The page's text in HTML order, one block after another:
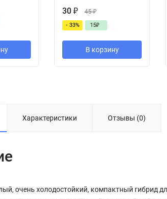
30 ₽ 45₽
- 33% 15₽
В корзину
Характеристики Отзывы (0)
очень холодостойкий, компактный гибрид